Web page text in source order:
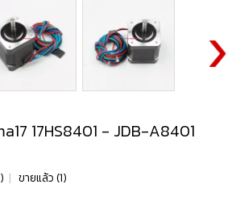
17HS8401 - JDB-A8401
| ขายแล้ว (1)